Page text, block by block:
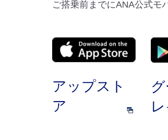
ご搭乗前までにANA公式モ
アップスト
ア
レ